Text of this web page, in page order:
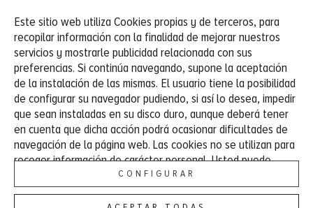
Este sitio web utiliza Cookies propias y de terceros, para
recopilar información con la finalidad de mejorar nuestros
servicios y mostrarle publicidad relacionada con sus
preferencias. Si continúa navegando, supone la aceptación
de la instalación de las mismas. El usuario tiene la posibilidad
de configurar su navegador pudiendo, si así lo desea, impedir
que sean instaladas en su disco duro, aunque deberá tener
en cuenta que dicha acción podrá ocasionar dificultades de
navegación de la página web. Las cookies no se utilizan para
recoger información de carácter personal. Usted puede
permitir su uso o rechazarlo, también puede cambiar su
configuración siempre que lo desee. Dispone de más
CONFIGURAR
ES EU EN FR DE
CAMPING Y BUNGALOWS